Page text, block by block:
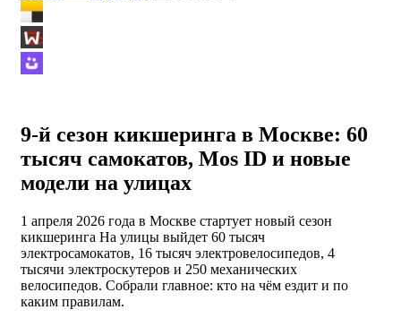
9-й сезон кикшеринга в Москве: 60
тысяч самокатов, Mos ID и новые
модели на улицах
1 апреля 2026 года в Москве стартует новый сезон
кикшеринга На улицы выйдет 60 тысяч
электросамокатов, 16 тысяч электровелосипедов, 4
тысячи электроскутеров и 250 механических
велосипедов. Собрали главное: кто на чём ездит и по
каким правилам.